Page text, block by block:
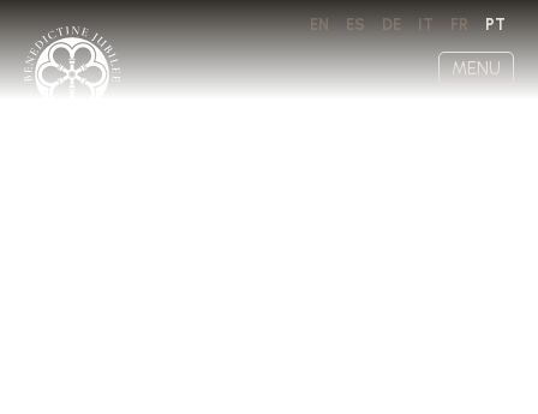
EN ES DE IT FR PT
MENU